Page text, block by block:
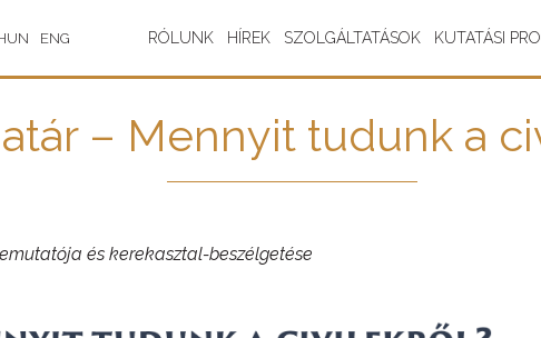
ENG RÓLUNK HÍREK SZOLGÁLTATÁSOK KUTATÁSI
– Mennyit tudunk a
és kerekasztal-beszélgetése